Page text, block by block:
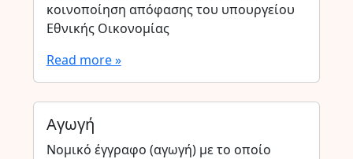
κοινοποίηση απόφασης του υπουργείου
Εθνικής Οικονομίας
Read more »
Αγωγή
Νομικό έγγραφο (αγωγή) με το οποίο